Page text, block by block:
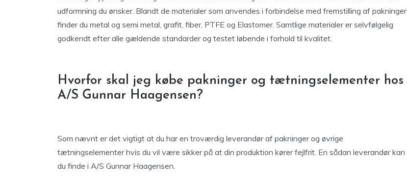
udformning du ønsker. Blandt de materialer som anvendes i forbindelse med fremstilling af pakninger
finder du metal og semi metal, grafit, fiber, PTFE og Elastomer. Samtlige materialer er selvfølgelig
godkendt efter alle gældende standarder og testet løbende i forhold til kvalitet.
Hvorfor skal jeg købe pakninger og tætningselementer hos
A/S Gunnar Haagensen?
Som nævnt er det vigtigt at du har en troværdig leverandør af pakninger og øvrige
tætningselementer hvis du vil være sikker på at din produktion kører fejlfrit. En sådan leverandør kan
du finde i A/S Gunnar Haagensen.